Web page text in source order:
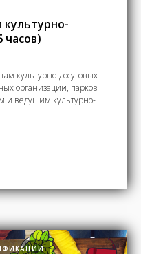
культурно-
часов)
культурно-досуговых
организаций, парков
и ведущим культурно-